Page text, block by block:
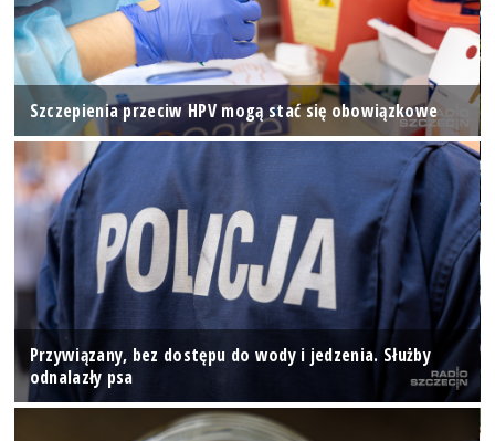
Szczepienia przeciw HPV mogą stać się obowiązkowe
Przywiązany, bez dostępu do wody i jedzenia. Służby
odnalazły psa